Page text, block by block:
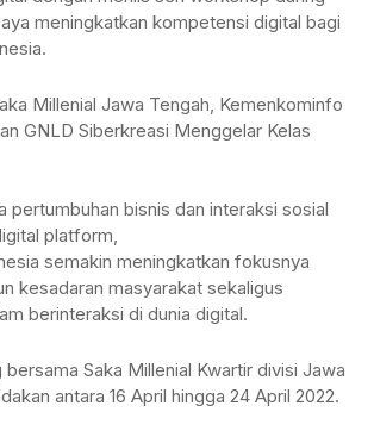
meningkatkan kompetensi digital bagi
Millenial Jawa Tengah, Kemenkominfo
GNLD Siberkreasi Menggelar Kelas
pertumbuhan bisnis dan interaksi sosial
platform,
semakin meningkatkan fokusnya
kesadaran masyarakat sekaligus
berinteraksi di dunia digital.
Saka Millenial Kwartir divisi Jawa
antara 16 April hingga 24 April 2022.